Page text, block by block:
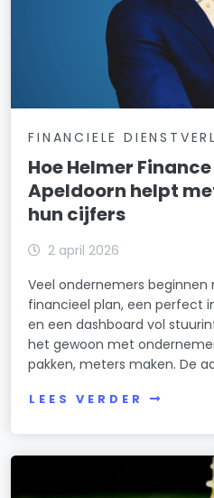
FINANCIELE
Hoe Helmer
Apeldoorn helpt
hun cijfers
2 april 2026
Veel ondernemers
financieel plan, een perfect
en een dashboard vol
het gewoon met
pakken, meters maken. De
LEES VERDER